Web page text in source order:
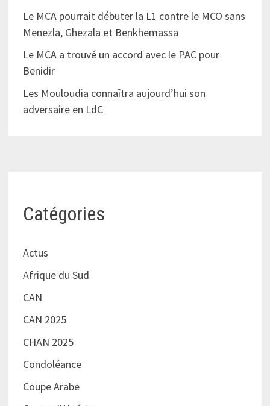
Le MCA pourrait débuter la L1 contre le MCO sans
Menezla, Ghezala et Benkhemassa
Le MCA a trouvé un accord avec le PAC pour
Benidir
Les Mouloudia connaîtra aujourd’hui son
adversaire en LdC
Catégories
Actus
Afrique du Sud
CAN
CAN 2025
CHAN 2025
Condoléance
Coupe Arabe